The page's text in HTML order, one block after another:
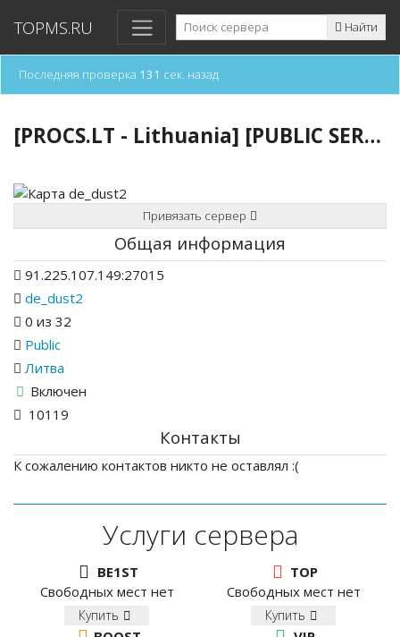
TOPMS.RU Найти
Последняя проверка 131 сек. назад
[PROCS.LT - Lithuania] [PUBLIC SERVER] *=FREE VIP=* 凸(-_-)凸
Привязать сервер
Общая информация
91.225.107.149:27015
de_dust2
0 из 32
Public
Литва
Включен
10119
Контакты
К сожалению контактов никто не оставлял :(
Услуги сервера
BE1ST
Свободных мест нет
Купить
TOP
Свободных мест нет
Купить